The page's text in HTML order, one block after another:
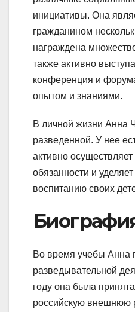
инициативы. Она
гражданином
награждена
также активно
конференция и
опытом и знаниями.
В личной жизни Анна
разведенной. У нее
активно
обязанности и
воспитанию своих
Во время учебы Анна
разведывательной
году она была
российскую внешнюю